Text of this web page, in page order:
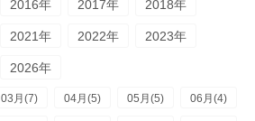
2016年 2017年 2018年
2021年 2022年 2023年
2026年
03月(7) 04月(5) 05月(5) 06月(4)